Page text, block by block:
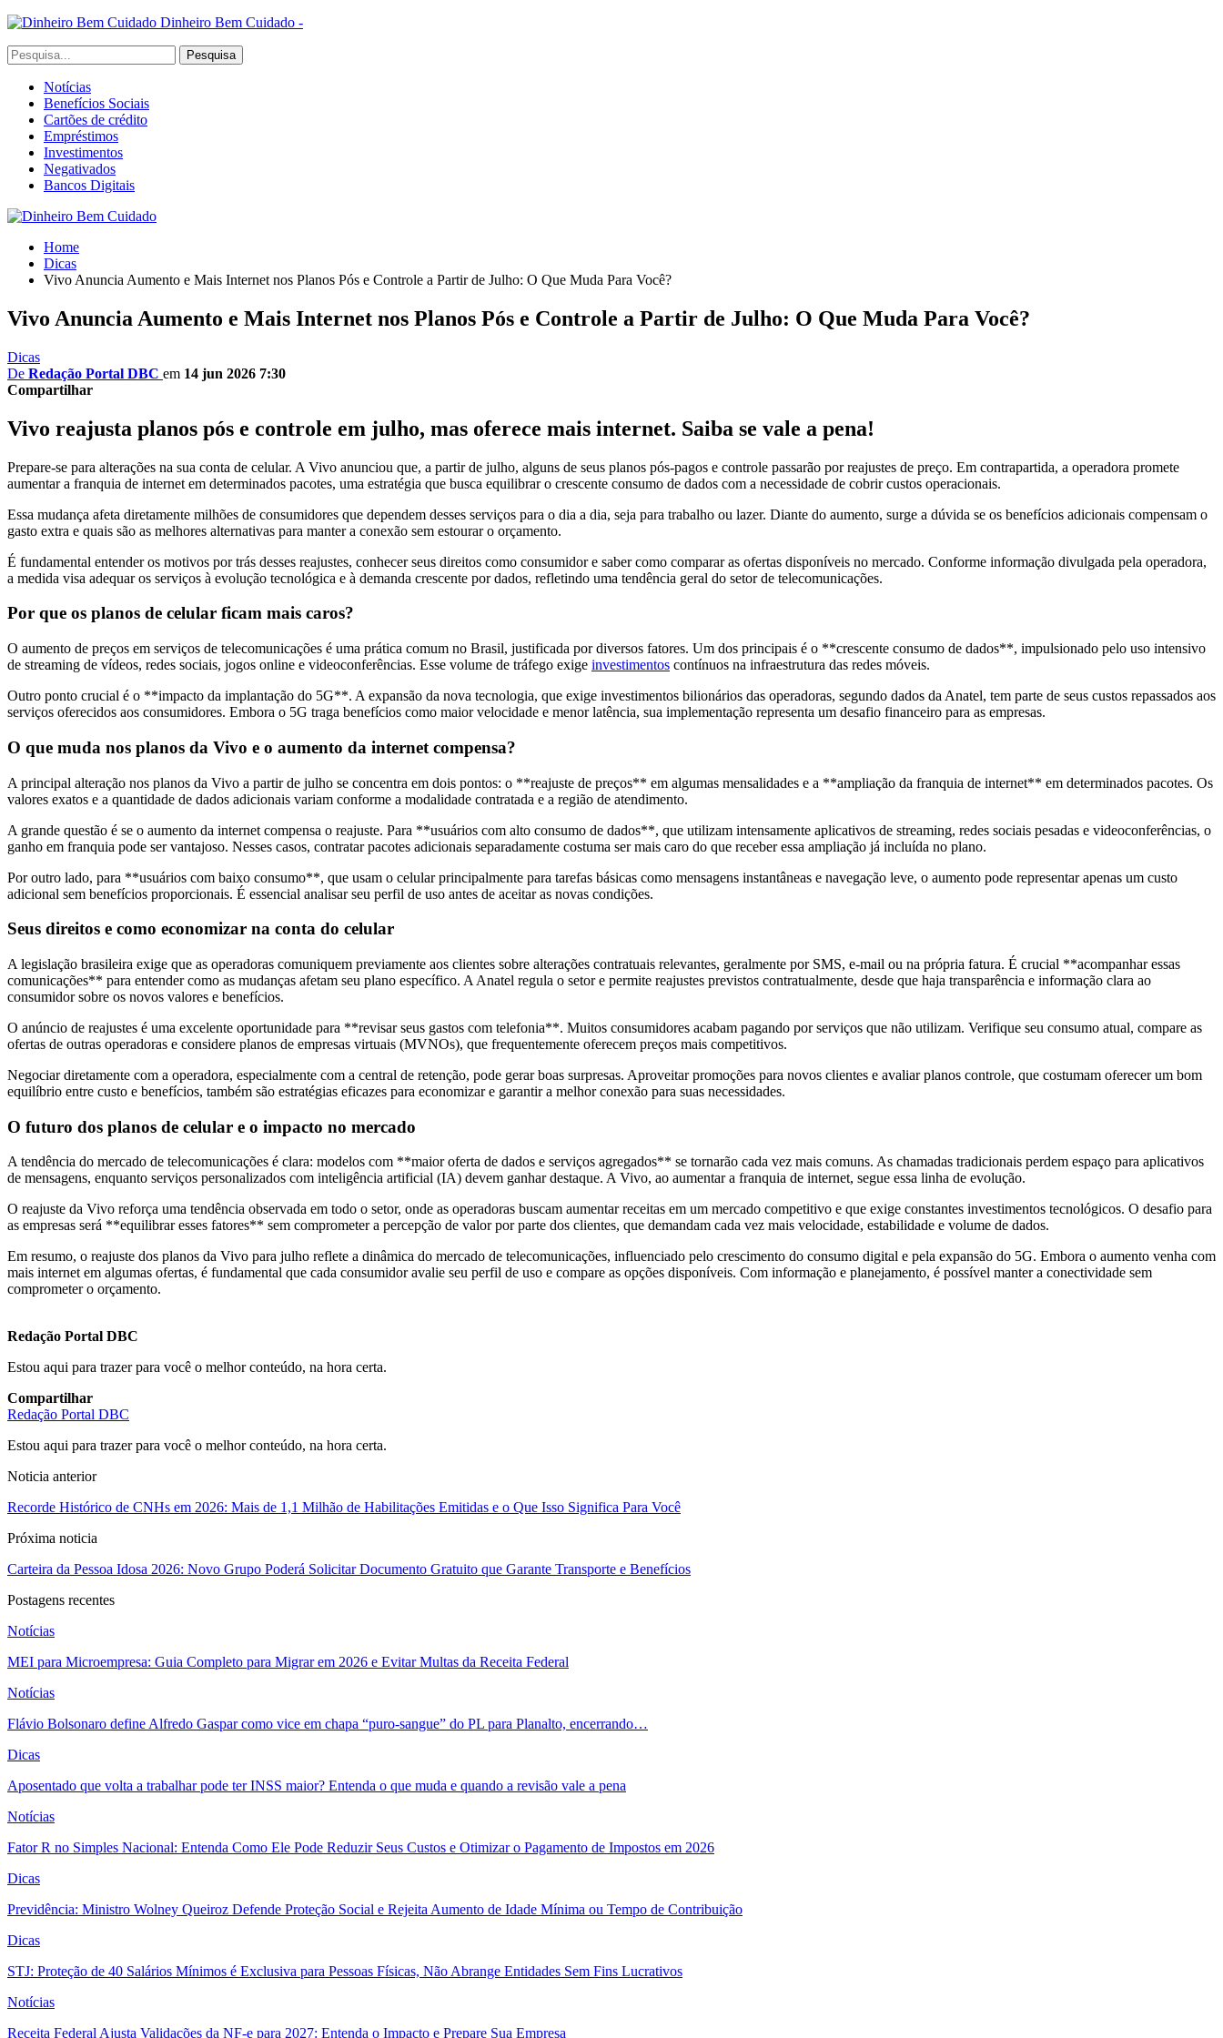
Dinheiro Bem Cuidado -
Notícias
Benefícios Sociais
Cartões de crédito
Empréstimos
Investimentos
Negativados
Bancos Digitais
Home
Dicas
Vivo Anuncia Aumento e Mais Internet nos Planos Pós e Controle a Partir de Julho: O Que Muda Para Você?
Vivo Anuncia Aumento e Mais Internet nos Planos Pós e Controle a Partir de Julho: O Que Muda Para Você?
Dicas
De Redação Portal DBC em 14 jun 2026 7:30
Compartilhar
Vivo reajusta planos pós e controle em julho, mas oferece mais internet. Saiba se vale a pena!
Prepare-se para alterações na sua conta de celular. A Vivo anunciou que, a partir de julho, alguns de seus planos pós-pagos e controle passarão por reajustes de preço. Em contrapartida, a operadora promete
aumentar a franquia de internet em determinados pacotes, uma estratégia que busca equilibrar o crescente consumo de dados com a necessidade de cobrir custos operacionais.
Essa mudança afeta diretamente milhões de consumidores que dependem desses serviços para o dia a dia, seja para trabalho ou lazer. Diante do aumento, surge a dúvida se os benefícios adicionais compensam o
gasto extra e quais são as melhores alternativas para manter a conexão sem estourar o orçamento.
É fundamental entender os motivos por trás desses reajustes, conhecer seus direitos como consumidor e saber como comparar as ofertas disponíveis no mercado. Conforme informação divulgada pela operadora,
a medida visa adequar os serviços à evolução tecnológica e à demanda crescente por dados, refletindo uma tendência geral do setor de telecomunicações.
Por que os planos de celular ficam mais caros?
O aumento de preços em serviços de telecomunicações é uma prática comum no Brasil, justificada por diversos fatores. Um dos principais é o **crescente consumo de dados**, impulsionado pelo uso intensivo
de streaming de vídeos, redes sociais, jogos online e videoconferências. Esse volume de tráfego exige investimentos contínuos na infraestrutura das redes móveis.
Outro ponto crucial é o **impacto da implantação do 5G**. A expansão da nova tecnologia, que exige investimentos bilionários das operadoras, segundo dados da Anatel, tem parte de seus custos repassados aos
serviços oferecidos aos consumidores. Embora o 5G traga benefícios como maior velocidade e menor latência, sua implementação representa um desafio financeiro para as empresas.
O que muda nos planos da Vivo e o aumento da internet compensa?
A principal alteração nos planos da Vivo a partir de julho se concentra em dois pontos: o **reajuste de preços** em algumas mensalidades e a **ampliação da franquia de internet** em determinados pacotes. Os
valores exatos e a quantidade de dados adicionais variam conforme a modalidade contratada e a região de atendimento.
A grande questão é se o aumento da internet compensa o reajuste. Para **usuários com alto consumo de dados**, que utilizam intensamente aplicativos de streaming, redes sociais pesadas e videoconferências, o
ganho em franquia pode ser vantajoso. Nesses casos, contratar pacotes adicionais separadamente costuma ser mais caro do que receber essa ampliação já incluída no plano.
Por outro lado, para **usuários com baixo consumo**, que usam o celular principalmente para tarefas básicas como mensagens instantâneas e navegação leve, o aumento pode representar apenas um custo
adicional sem benefícios proporcionais. É essencial analisar seu perfil de uso antes de aceitar as novas condições.
Seus direitos e como economizar na conta do celular
A legislação brasileira exige que as operadoras comuniquem previamente aos clientes sobre alterações contratuais relevantes, geralmente por SMS, e-mail ou na própria fatura. É crucial **acompanhar essas
comunicações** para entender como as mudanças afetam seu plano específico. A Anatel regula o setor e permite reajustes previstos contratualmente, desde que haja transparência e informação clara ao
consumidor sobre os novos valores e benefícios.
O anúncio de reajustes é uma excelente oportunidade para **revisar seus gastos com telefonia**. Muitos consumidores acabam pagando por serviços que não utilizam. Verifique seu consumo atual, compare as
ofertas de outras operadoras e considere planos de empresas virtuais (MVNOs), que frequentemente oferecem preços mais competitivos.
Negociar diretamente com a operadora, especialmente com a central de retenção, pode gerar boas surpresas. Aproveitar promoções para novos clientes e avaliar planos controle, que costumam oferecer um bom
equilíbrio entre custo e benefícios, também são estratégias eficazes para economizar e garantir a melhor conexão para suas necessidades.
O futuro dos planos de celular e o impacto no mercado
A tendência do mercado de telecomunicações é clara: modelos com **maior oferta de dados e serviços agregados** se tornarão cada vez mais comuns. As chamadas tradicionais perdem espaço para aplicativos
de mensagens, enquanto serviços personalizados com inteligência artificial (IA) devem ganhar destaque. A Vivo, ao aumentar a franquia de internet, segue essa linha de evolução.
O reajuste da Vivo reforça uma tendência observada em todo o setor, onde as operadoras buscam aumentar receitas em um mercado competitivo e que exige constantes investimentos tecnológicos. O desafio para
as empresas será **equilibrar esses fatores** sem comprometer a percepção de valor por parte dos clientes, que demandam cada vez mais velocidade, estabilidade e volume de dados.
Em resumo, o reajuste dos planos da Vivo para julho reflete a dinâmica do mercado de telecomunicações, influenciado pelo crescimento do consumo digital e pela expansão do 5G. Embora o aumento venha com
mais internet em algumas ofertas, é fundamental que cada consumidor avalie seu perfil de uso e compare as opções disponíveis. Com informação e planejamento, é possível manter a conectividade sem
comprometer o orçamento.
Redação Portal DBC
Estou aqui para trazer para você o melhor conteúdo, na hora certa.
Compartilhar
Redação Portal DBC
Estou aqui para trazer para você o melhor conteúdo, na hora certa.
Noticia anterior
Recorde Histórico de CNHs em 2026: Mais de 1,1 Milhão de Habilitações Emitidas e o Que Isso Significa Para Você
Próxima noticia
Carteira da Pessoa Idosa 2026: Novo Grupo Poderá Solicitar Documento Gratuito que Garante Transporte e Benefícios
Postagens recentes
Notícias
MEI para Microempresa: Guia Completo para Migrar em 2026 e Evitar Multas da Receita Federal
Notícias
Flávio Bolsonaro define Alfredo Gaspar como vice em chapa “puro-sangue” do PL para Planalto, encerrando…
Dicas
Aposentado que volta a trabalhar pode ter INSS maior? Entenda o que muda e quando a revisão vale a pena
Notícias
Fator R no Simples Nacional: Entenda Como Ele Pode Reduzir Seus Custos e Otimizar o Pagamento de Impostos em 2026
Dicas
Previdência: Ministro Wolney Queiroz Defende Proteção Social e Rejeita Aumento de Idade Mínima ou Tempo de Contribuição
Dicas
STJ: Proteção de 40 Salários Mínimos é Exclusiva para Pessoas Físicas, Não Abrange Entidades Sem Fins Lucrativos
Notícias
Receita Federal Ajusta Validações da NF-e para 2027: Entenda o Impacto e Prepare Sua Empresa